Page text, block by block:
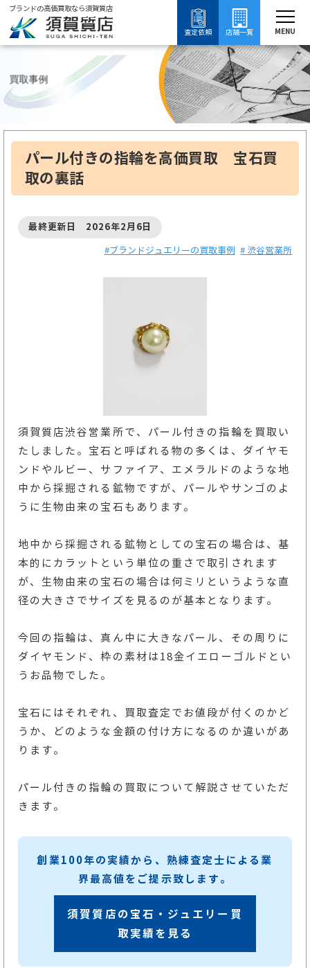
ブランドの高価買取なら須賀質店
査定依頼
店舗一覧 MENU
ブランド買取 ブランドジュエリー買取 ブランドジュエリーの買取事例
買取事例
パール付きの指輪を高価買取 宝石買
取の裏話
最終更新日 2026年2月6日
#ブランドジュエリーの買取事例
# 渋谷営業所
須賀質店渋谷営業所で、パール付きの指輪を買取い
たしました。宝石と呼ばれる物の多くは、ダイヤモ
ンドやルビー、サファイア、エメラルドのような地
中から採掘される鉱物ですが、パールやサンゴのよ
うに生物由来の宝石もあります。
地中から採掘される鉱物としての宝石の場合は、基
本的にカラットという単位の重さで取引されます
が、生物由来の宝石の場合は何ミリというような直
径の大きさでサイズを見るのが基本となります。
今回の指輪は、真ん中に大きなパール、その周りに
ダイヤモンド、枠の素材は18金イエローゴルドとい
うお品物でした。
宝石にはそれぞれ、買取査定でお値段が付くのかど
うか、どのような金額の付け方になるのか違いがあ
ります。
パール付きの指輪の買取について解説させていただ
きます。
創業100年の実績から、熟練査定士による業
界最高値をご提示致します。
須賀質店の宝石・ジュエリー買
取実績を見る